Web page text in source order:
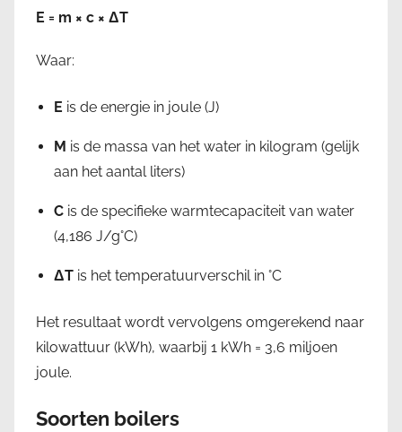
E = m × c × ΔT
Waar:
E is de energie in joule (J)
M is de massa van het water in kilogram (gelijk
aan het aantal liters)
C is de specifieke warmtecapaciteit van water
(4,186 J/g°C)
ΔT is het temperatuurverschil in °C
Het resultaat wordt vervolgens omgerekend naar
kilowattuur (kWh), waarbij 1 kWh = 3,6 miljoen
joule.
Soorten boilers